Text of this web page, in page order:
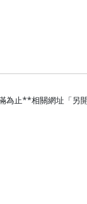
止**相關網址「另開